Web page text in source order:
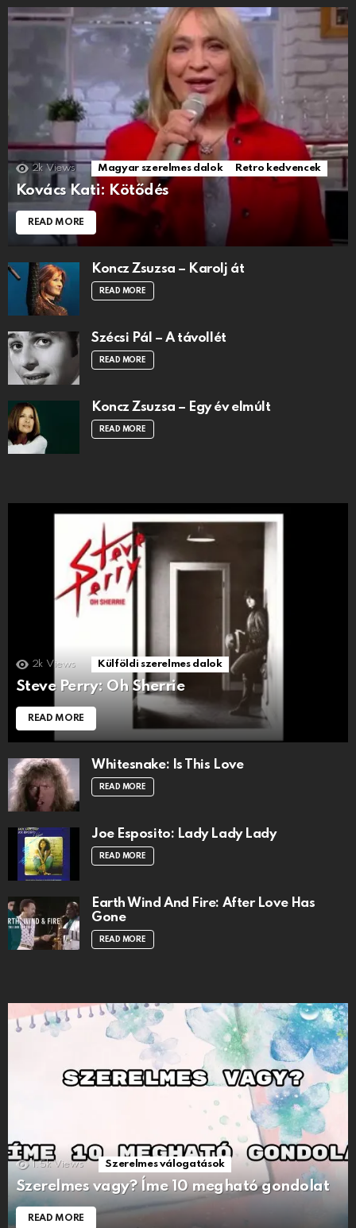
2k Views Magyar szerelmes dalok Retro kedvencek
Kovács Kati: Kötődés
READ MORE
Koncz Zsuzsa – Karolj át
READ MORE
Szécsi Pál – A távollét
READ MORE
Koncz Zsuzsa – Egy év elmúlt
READ MORE
2k Views Külföldi szerelmes dalok
Steve Perry: Oh Sherrie
READ MORE
Whitesnake: Is This Love
READ MORE
Joe Esposito: Lady Lady Lady
READ MORE
Earth Wind And Fire: After Love Has
Gone
READ MORE
1.5k Views Szerelmes válogatások
Szerelmes vagy? Íme 10 megható gondolat
READ MORE